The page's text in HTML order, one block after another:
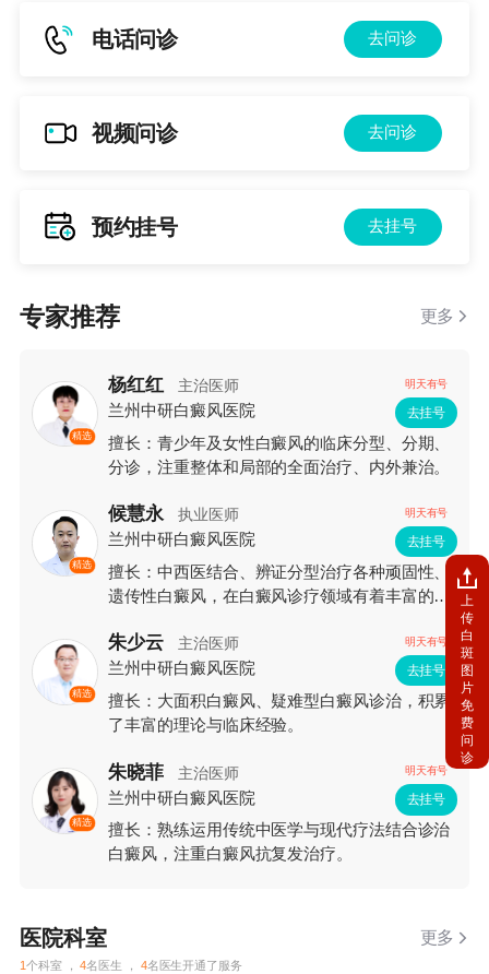
电话问诊 去问诊
视频问诊 去问诊
预约挂号 去挂号
专家推荐 更多
精选
杨红红 主治医师
兰州中研白癜风医院
明天有号
去挂号
擅长：青少年及女性白癜风的临床分型、分期、
分诊，注重整体和局部的全面治疗、内外兼治。
精选
候慧永 执业医师
兰州中研白癜风医院
明天有号
去挂号
擅长：中西医结合、辨证分型治疗各种顽固性、
遗传性白癜风，在白癜风诊疗领域有着丰富的临
精选
朱少云 主治医师
兰州中研白癜风医院
明天有号
去挂号
擅长：大面积白癜风、疑难型白癜风诊治，积累
了丰富的理论与临床经验。
精选
朱晓菲 主治医师
兰州中研白癜风医院
明天有号
去挂号
擅长：熟练运用传统中医学与现代疗法结合诊治
白癜风，注重白癜风抗复发治疗。
医院科室 更多
1 个科室 ，4名医生 ， 4名医生开通了服务
上
传
白
斑
图
片
免
费
问
诊